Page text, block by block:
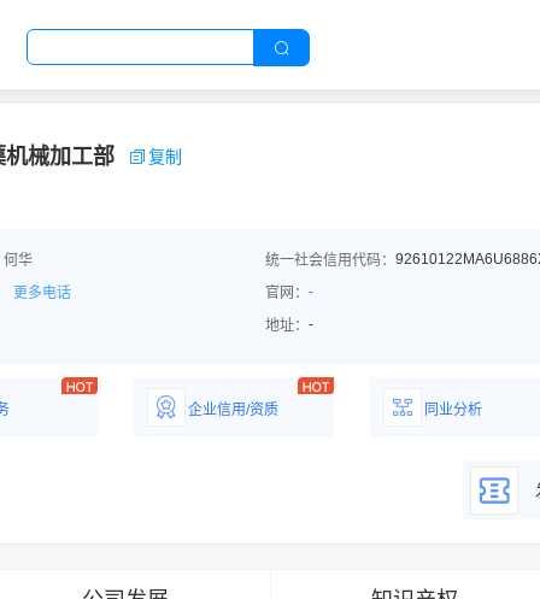
械加工部 复制
何华 统一社会信用代码：
更多电话 官网： -
地址： -
企业信用/资质
同业分析